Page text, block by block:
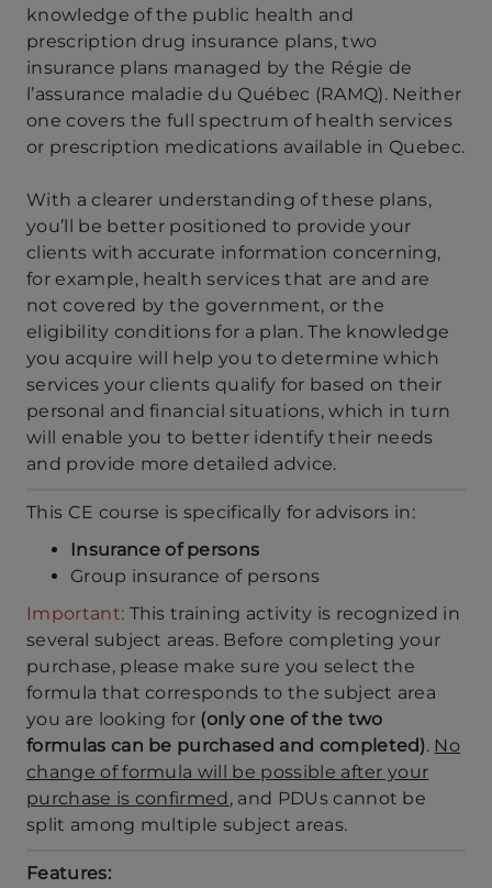
knowledge of the public health and
prescription drug insurance plans, two
insurance plans managed by the Régie de
l’assurance maladie du Québec (RAMQ). Neither
one covers the full spectrum of health services
or prescription medications available in Quebec.
With a clearer understanding of these plans,
you’ll be better positioned to provide your
clients with accurate information concerning,
for example, health services that are and are
not covered by the government, or the
eligibility conditions for a plan. The knowledge
you acquire will help you to determine which
services your clients qualify for based on their
personal and financial situations, which in turn
will enable you to better identify their needs
and provide more detailed advice.
This CE course is specifically for advisors in:
Insurance of persons
Group insurance of persons
Important: This training activity is recognized in
several subject areas. Before completing your
purchase, please make sure you select the
formula that corresponds to the subject area
you are looking for (only one of the two
formulas can be purchased and completed). No
change of formula will be possible after your
purchase is confirmed, and PDUs cannot be
split among multiple subject areas.
Features: